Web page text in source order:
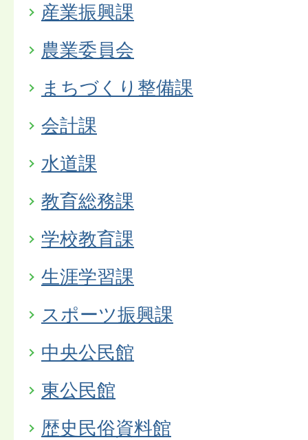
産業振興課
農業委員会
まちづくり整備課
会計課
水道課
教育総務課
学校教育課
生涯学習課
スポーツ振興課
中央公民館
東公民館
歴史民俗資料館